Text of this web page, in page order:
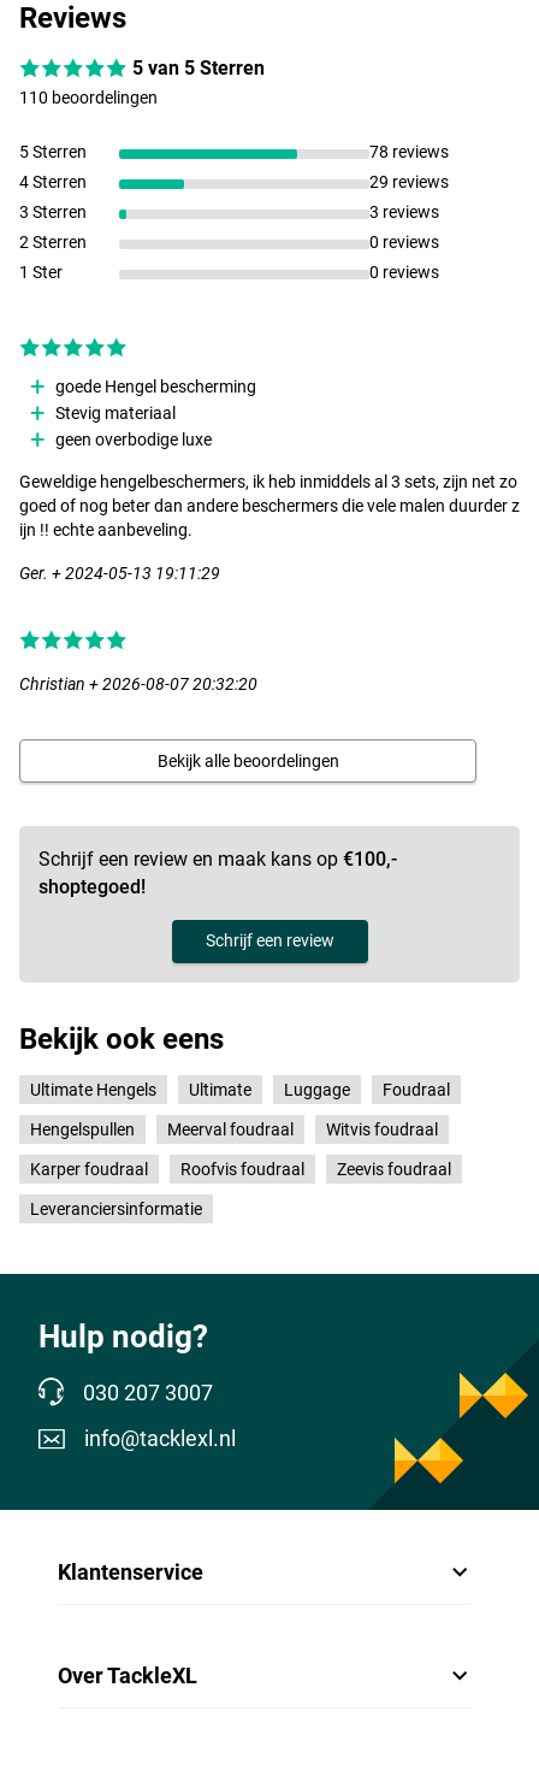
Reviews
5 van 5 Sterren
110 beoordelingen
5 Sterren
78 reviews
4 Sterren
29 reviews
3 Sterren
3 reviews
2 Sterren
0 reviews
1 Ster
0 reviews
goede Hengel bescherming
Stevig materiaal
geen overbodige luxe
Geweldige hengelbeschermers, ik heb inmiddels al 3 sets, zijn net zo
goed of nog beter dan andere beschermers die vele malen duurder z
ijn !! echte aanbeveling.
Ger. + 2024-05-13 19:11:29
Christian + 2026-08-07 20:32:20
Bekijk alle beoordelingen
Schrijf een review en maak kans op €100,-
shoptegoed!
Schrijf een review
Bekijk ook eens
Ultimate Hengels Ultimate Luggage Foudraal
Hengelspullen Meerval foudraal Witvis foudraal
Karper foudraal Roofvis foudraal Zeevis foudraal
Leveranciersinformatie
Hulp nodig?
030 207 3007
info@tacklexl.nl
Klantenservice
Over TackleXL